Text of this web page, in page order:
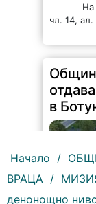
На
чл. 14,
в
Начало /
ВРАЦА /
денонощно